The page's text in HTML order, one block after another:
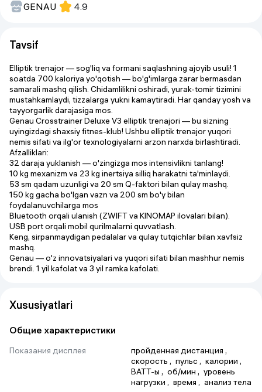
GENAU
4.9
Tavsif
Elliptik trenajor— sog'liq va formani saqlashning ajoyib usuli! 1
soatda 700 kaloriya yo'qotish — bo'g'imlarga zarar bermasdan
samarali mashq qilish. Chidamlilikni oshiradi, yurak-tomir tizimini
mustahkamlaydi, tizzalarga yukni kamaytiradi. Har qanday yosh va
tayyorgarlik darajasiga mos.
Genau Crosstrainer Deluxe V3 elliptik trenajori — bu sizning
uyingizdagi shaxsiy fitnes-klub! Ushbu elliptik trenajor yuqori
nemis sifati va ilg'or texnologiyalarni arzon narxda birlashtiradi.
Afzalliklari:
32 daraja yuklanish — o'zingizga mos intensivlikni tanlang!
10 kg mexanizm va 23 kg inertsiya silliq harakatni ta'minlaydi.
53 sm qadam uzunligi va 20 sm Q-faktori bilan qulay mashq.
150 kg gacha bo'lgan vazn va 200 sm bo'ybilan
foydalanuvchilarga mos
Bluetooth orqali ulanish (ZWIFT va KINOMAP ilovalari bilan).
USB portorqali mobil qurilmalarni quvvatlash.
Keng, sirpanmaydigan pedalalar va qulay tutqichlar bilan xavfsiz
mashq.
Genau — o'z innovatsiyalari va yuqori sifati bilan mashhur nemis
brendi. 1 yil kafolatva 3 yil ramka kafolati.
Xususiyatlari
Общие характеристики
Показания дисплея пройденная дистанция ,
скорость , пульс , калории ,
ВАТТ-ы , об/мин , уровень
нагрузки , время , анализ тела